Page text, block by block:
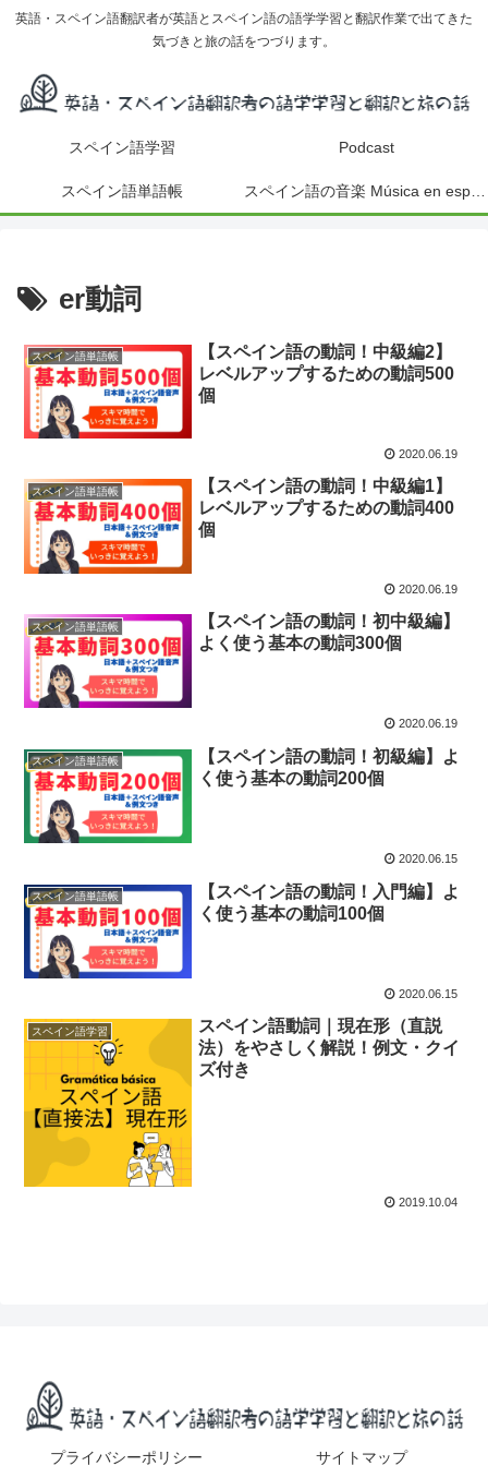
英語・スペイン語翻訳者が英語とスペイン語の語学学習と翻訳作業で出てきた
気づきと旅の話をつづります。
スペイン語学習 Podcast
スペイン語単語帳
er動詞
スペイン語単語帳
【スペイン語の動詞！中級編2】
レベルアップするための動詞500
個
2020.06.19
スペイン語単語帳
【スペイン語の動詞！中級編1】
レベルアップするための動詞400
個
2020.06.19
スペイン語単語帳
【スペイン語の動詞！初中級編】
よく使う基本の動詞300個
2020.06.19
スペイン語単語帳
【スペイン語の動詞！初級編】よ
く使う基本の動詞200個
2020.06.15
スペイン語単語帳
【スペイン語の動詞！入門編】よ
く使う基本の動詞100個
2020.06.15
スペイン語学習
スペイン語動詞｜現在形（直説
法）をやさしく解説！例文・クイ
ズ付き
2019.10.04
プライバシーポリシー サイトマップ